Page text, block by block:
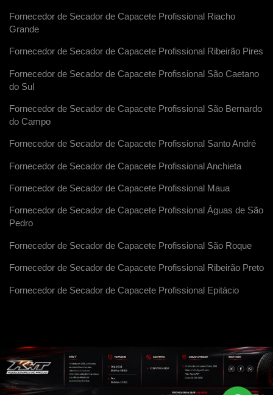
Fornecedor de Secador de Capacete Profissional Riacho
Grande
Fornecedor de Secador de Capacete Profissional Ribeirão Pires
Fornecedor de Secador de Capacete Profissional São Caetano
do Sul
Fornecedor de Secador de Capacete Profissional São Bernardo
do Campo
Fornecedor de Secador de Capacete Profissional Santo André
Fornecedor de Secador de Capacete Profissional Anchieta
Fornecedor de Secador de Capacete Profissional Maua
Fornecedor de Secador de Capacete Profissional Águas de São
Pedro
Fornecedor de Secador de Capacete Profissional São Roque
Fornecedor de Secador de Capacete Profissional Ribeirão Preto
Fornecedor de Secador de Capacete Profissional Epitácio